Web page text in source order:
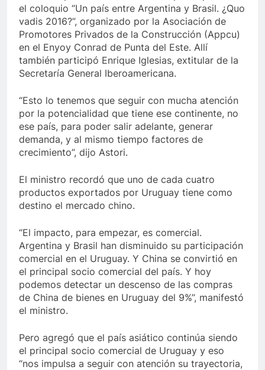
el coloquio “Un país entre Argentina y Brasil. ¿Quo
vadis 2016?”, organizado por la Asociación de
Promotores Privados de la Construcción (Appcu)
en el Enyoy Conrad de Punta del Este. Allí
también participó Enrique Iglesias, extitular de la
Secretaría General Iberoamericana.
“Esto lo tenemos que seguir con mucha atención
por la potencialidad que tiene ese continente, no
ese país, para poder salir adelante, generar
demanda, y al mismo tiempo factores de
crecimiento”, dijo Astori.
El ministro recordó que uno de cada cuatro
productos exportados por Uruguay tiene como
destino el mercado chino.
“El impacto, para empezar, es comercial.
Argentina y Brasil han disminuido su participación
comercial en el Uruguay. Y China se convirtió en
el principal socio comercial del país. Y hoy
podemos detectar un descenso de las compras
de China de bienes en Uruguay del 9%”, manifestó
el ministro.
Pero agregó que el país asiático continúa siendo
el principal socio comercial de Uruguay y eso
“nos impulsa a seguir con atención su trayectoria,